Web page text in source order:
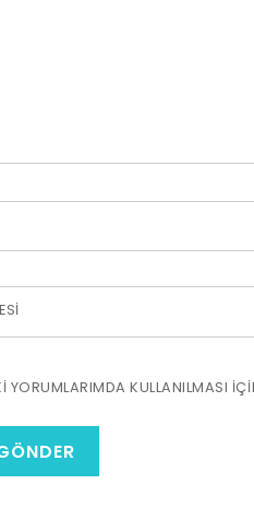
YORUMLARIMDA KULLANILMASI